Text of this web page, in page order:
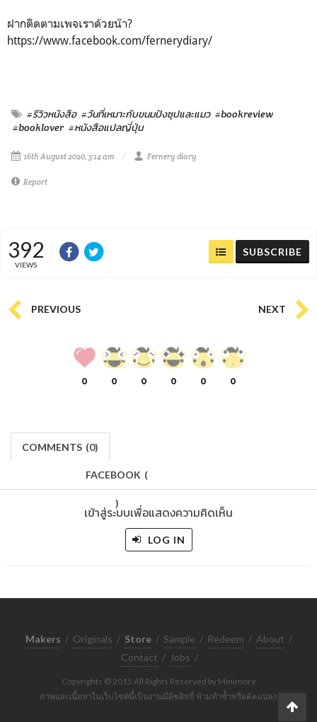
ฝากติดตามเพจเราด้วยน๊า?
https://www.facebook.com/fernerydiary/
#รีวิวหนังสือ #วันที่เหมาะกับขนมปังซุปและแมว #bookreview
#booklover #หนังสือแปลญี่ปุ่น
16th August 2020, 5:14 am Fernery diary
Report
392
VIEWS
SUBSCRIBE
PREVIOUS NEXT
0 0 0 0 0 0
COMMENTS (0)
FACEBOOK (
)
เข้าสู่ระบบเพื่อแสดงความคิดเห็น
LOG IN
Makers / Originals / Store / Sample / Redeem / About /
Contact / Jobs /
Copyrights © 2015 All Rights Reserved by Minimore
ภาพและเนื้อหาในเว็บไซต์นี้เป็นงานมีลิขสิทธิ์ ห้ามทำซ้ำหรือดัดแปลง